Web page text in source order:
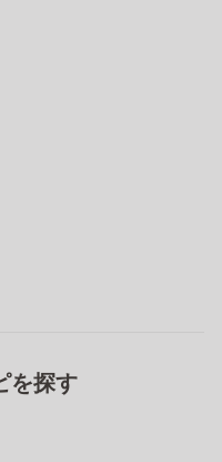
を探す